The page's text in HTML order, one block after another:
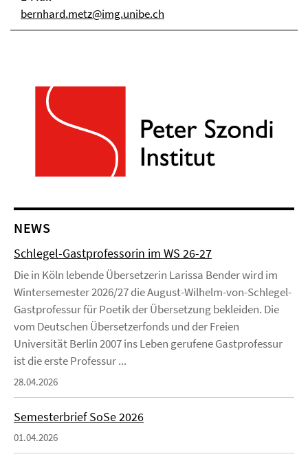
bernhard.metz@img.unibe.ch
NEWS
Schlegel-Gastprofessorin im WS 26-27
Die in Köln lebende Übersetzerin Larissa Bender wird im
Wintersemester 2026/27 die August-Wilhelm-von-Schlegel-
Gastprofessur für Poetik der Übersetzung bekleiden. Die
vom Deutschen Übersetzerfonds und der Freien
Universität Berlin 2007 ins Leben gerufene Gastprofessur
ist die erste Professur ...
28.04.2026
Semesterbrief SoSe 2026
01.04.2026